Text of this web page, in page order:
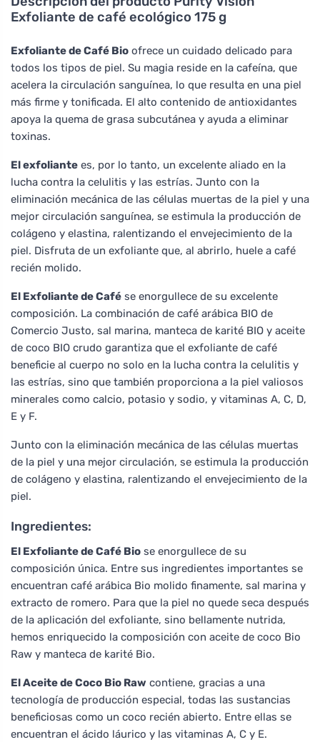
Exfoliante de café ecológico 175 g
Exfoliante de Café Bio ofrece un cuidado delicado para
todos los tipos de piel. Su magia reside en la cafeína, que
acelera la circulación sanguínea, lo que resulta en una piel
más firme y tonificada. El alto contenido de antioxidantes
apoya la quema de grasa subcutánea y ayuda a eliminar
toxinas.
El exfoliante es, por lo tanto, un excelente aliado en la
lucha contra la celulitis y las estrías. Junto con la
eliminación mecánica de las células muertas de la piel y una
mejor circulación sanguínea, se estimula la producción de
colágeno y elastina, ralentizando el envejecimiento de la
piel. Disfruta de un exfoliante que, al abrirlo, huele a café
recién molido.
El Exfoliante de Café se enorgullece de su excelente
composición. La combinación de café arábica BIO de
Comercio Justo, sal marina, manteca de karité BIO y aceite
de coco BIO crudo garantiza que el exfoliante de café
beneficie al cuerpo no solo en la lucha contra la celulitis y
las estrías, sino que también proporciona a la piel valiosos
minerales como calcio, potasio y sodio, y vitaminas A, C, D,
E y F.
Junto con la eliminación mecánica de las células muertas
de la piel y una mejor circulación, se estimula la producción
de colágeno y elastina, ralentizando el envejecimiento de la
piel.
Ingredientes:
El Exfoliante de Café Bio se enorgullece de su
composición única. Entre sus ingredientes importantes se
encuentran café arábica Bio molido finamente, sal marina y
extracto de romero. Para que la piel no quede seca después
de la aplicación del exfoliante, sino bellamente nutrida,
hemos enriquecido la composición con aceite de coco Bio
Raw y manteca de karité Bio.
El Aceite de Coco Bio Raw contiene, gracias a una
tecnología de producción especial, todas las sustancias
beneficiosas como un coco recién abierto. Entre ellas se
encuentran el ácido láurico y las vitaminas A, C y E.